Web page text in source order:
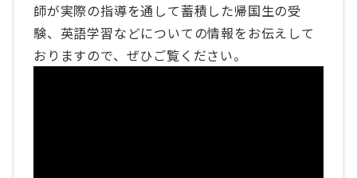
師が実際の指導を通して蓄積した帰国生の受
験、英語学習などについての情報をお伝えして
おりますので、ぜひご覧ください。